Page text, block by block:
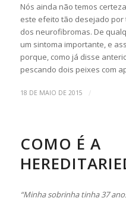
Nós ainda não temos
este efeito tão desejado por
dos neurofibromas. De
um sintoma importante, e
porque, como já disse
pescando dois peixes com
18 DE MAIO DE 2015 /
COMO É A
“Minha sobrinha tinha 37